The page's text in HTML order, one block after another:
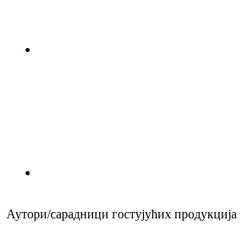
Аутори/сарадници гостујућих продукција